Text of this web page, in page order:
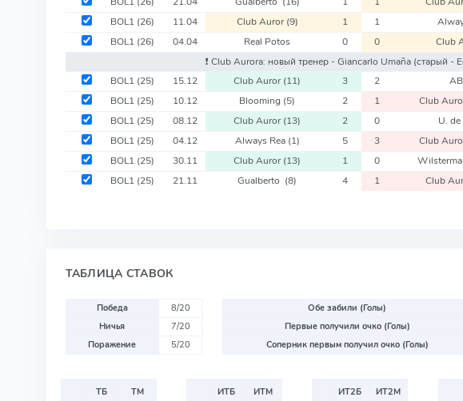
BOL1 (26) 11.04 Club Auror(9) 1 1
BOL1 (26) 04.04 Real Potos 0 0 Club
❗️ Club Aurora: новый тренер - Giancarlo Umaña (старый -
BOL1 (25) 15.12 Club Auror(11) 3 2
BOL1 (25) 10.12 Blooming (5) 2 1 Club
BOL1 (25) 08.12 Club Auror(13) 2 0 U.
BOL1 (25) 04.12 Always Rea (1) 5 3 Club
BOL1 (25) 30.11 Club Auror(13) 1 0
BOL1 (25) 21.11 Gualberto (8) 4 1 Club
ТАБЛИЦА СТАВОК
Победа
8/20
Ничья
7/20
Поражение
5/20
Обе забили (Голы)
Первые получили очко (Голы)
Соперник первым получил очко (Голы)
ТБ
ТМ
ИТБ
ИТМ
ИТ2Б
ИТ2М